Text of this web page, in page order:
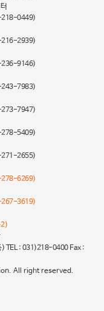
218-0449)
216-2939)
236-9146)
243-7983)
273-7947)
278-5409)
271-2655)
278-6269)
267-3619)
) TEL : 031)218-0400 Fax :
All right reserved.